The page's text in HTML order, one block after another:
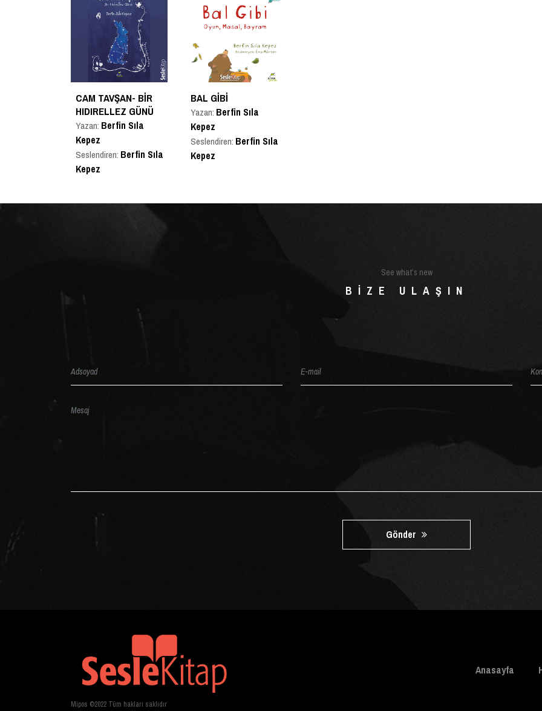
CAM TAVŞAN- BIR
HIDIRELLEZ GÜNÜ
Yazan: Berfin Sıla
Kepez
Seslendiren: Berfin Sıla
Kepez
BAL GIBI
Yazan: Berfin Sıla
Kepez
Seslendiren: Berfin Sıla
Kepez
See what’s new
BIZE ULAŞIN
Gönder
Mipos ©2022 Tüm hakları saklıdır
Anasayfa